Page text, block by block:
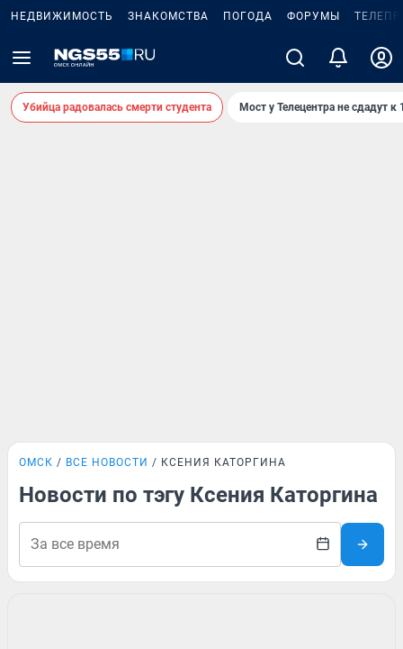
НЕДВИЖИМОСТЬ ЗНАКОМСТВА ПОГОДА ФОРУМЫ
Убийца радовалась смерти студента Мост у Телецентра не сдадут к
ОМСК ВСЕ НОВОСТИ КСЕНИЯ КАТОРГИНА
Новости по тэгу Ксения Каторгина